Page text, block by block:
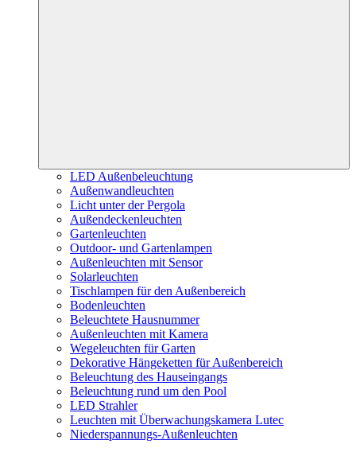
LED Außenbeleuchtung
Außenwandleuchten
Licht unter der Pergola
Außendeckenleuchten
Gartenleuchten
Outdoor- und Gartenlampen
Außenleuchten mit Sensor
Solarleuchten
Tischlampen für den Außenbereich
Bodenleuchten
Beleuchtete Hausnummer
Außenleuchten mit Kamera
Wegeleuchten für Garten
Dekorative Hängeketten für Außenbereich
Beleuchtung des Hauseingangs
Beleuchtung rund um den Pool
LED Strahler
Leuchten mit Überwachungskamera Lutec
Niederspannungs-Außenleuchten